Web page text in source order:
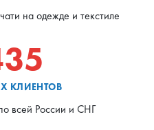
на одежде и текстиле
КЛИЕНТОВ
всей России и СНГ